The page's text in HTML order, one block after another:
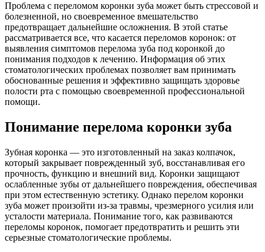
Проблема с переломом коронки зуба может быть стрессовой и
болезненной, но своевременное вмешательство
предотвращает дальнейшие осложнения. В этой статье
рассматривается все, что касается переломов коронок: от
выявления симптомов перелома зуба под коронкой до
понимания подходов к лечению. Информация об этих
стоматологических проблемах позволяет вам принимать
обоснованные решения и эффективно защищать здоровье
полости рта с помощью своевременной профессиональной
помощи.
Понимание перелома коронки зуба
Зубная коронка — это изготовленный на заказ колпачок,
который закрывает поврежденный зуб, восстанавливая его
прочность, функцию и внешний вид. Коронки защищают
ослабленные зубы от дальнейшего повреждения, обеспечивая
при этом естественную эстетику. Однако перелом коронки
зуба может произойти из-за травмы, чрезмерного усилия или
усталости материала. Понимание того, как развиваются
переломы коронок, помогает предотвратить и решить эти
серьезные стоматологические проблемы.